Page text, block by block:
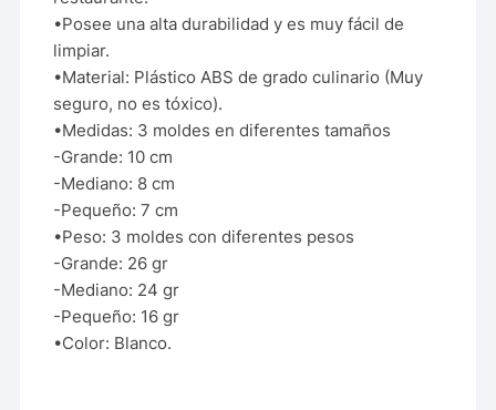
•Posee una alta durabilidad y es muy fácil de
limpiar.
•Material: Plástico ABS de grado culinario (Muy
seguro, no es tóxico).
•Medidas: 3 moldes en diferentes tamaños
-Grande: 10 cm
-Mediano: 8 cm
-Pequeño: 7 cm
•Peso: 3 moldes con diferentes pesos
-Grande: 26 gr
-Mediano: 24 gr
-Pequeño: 16 gr
•Color: Blanco.